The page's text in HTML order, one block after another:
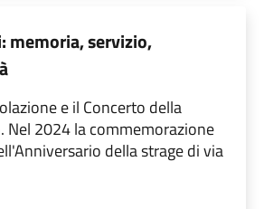
memoria, servizio,
e il Concerto della
Nel 2024 la commemorazione
della strage di via